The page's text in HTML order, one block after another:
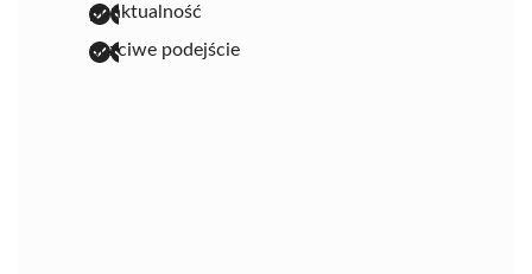
punktualność
uczciwe podejście